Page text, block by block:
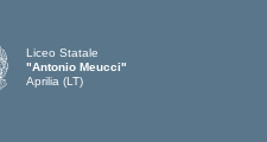
Liceo Statale
"Antonio Meucci"
Aprilia (LT)